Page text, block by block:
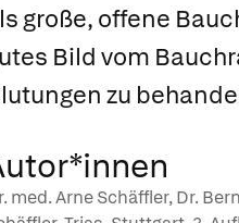
große, offene
Bild vom
zu
med. Arne Schäffler, Dr.